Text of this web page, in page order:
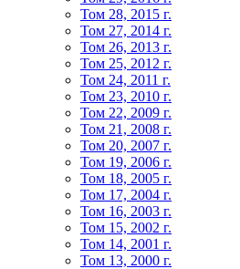
Том 28, 2015 г.
Том 27, 2014 г.
Том 26, 2013 г.
Том 25, 2012 г.
Том 24, 2011 г.
Том 23, 2010 г.
Том 22, 2009 г.
Том 21, 2008 г.
Том 20, 2007 г.
Том 19, 2006 г.
Том 18, 2005 г.
Том 17, 2004 г.
Том 16, 2003 г.
Том 15, 2002 г.
Том 14, 2001 г.
Том 13, 2000 г.